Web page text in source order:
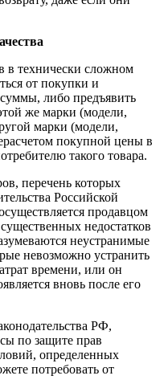
в технически сложном
от покупки и
либо предъявить
же марки (модели,
марки (модели,
покупной цены в
такого товара.
перечень которых
Российской
продавцом
недостатков
неустранимые
невозможно устранить
времени, или он
вновь после его
РФ,
по защите прав
определенных
потребовать от